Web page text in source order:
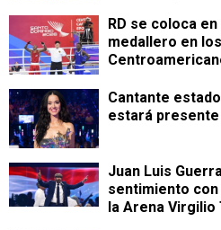
RD se coloca
medallero en
Cantante
estará
Juan Luis
sentimiento con
la Arena